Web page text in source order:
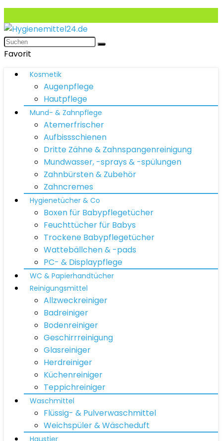
Favorit
Kosmetik
Augenpflege
Hautpflege
Mund- & Zahnpflege
Atemerfrischer
Aufbissschienen
Dritte Zähne & Zahnspangenreinigung
Mundwasser, -sprays & -spülungen
Zahnbürsten & Zubehör
Zahncremes
Hygienetücher & Co
Boxen für Babypflegetücher
Feuchttücher für Babys
Trockene Babypflegetücher
Wattebällchen & -pads
PC- & Displaypflege
WC & Papierhandtücher
Reinigungsmittel
Allzweckreiniger
Badreiniger
Bodenreiniger
Geschirrreinigung
Glasreiniger
Herdreiniger
Küchenreiniger
Teppichreiniger
Waschmittel
Flüssig- & Pulverwaschmittel
Weichspüler & Wäscheduft
Haustier